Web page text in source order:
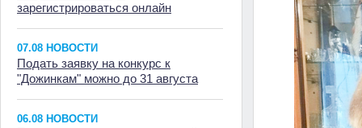
зарегистрироваться онлайн
07.08 НОВОСТИ
Подать заявку на конкурс к
"Дожинкам" можно до 31 августа
06.08 НОВОСТИ